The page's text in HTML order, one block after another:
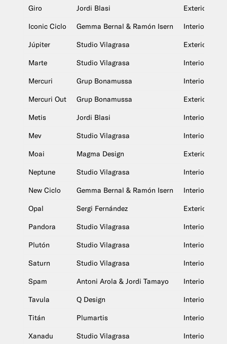
Giro Jordi Blasi Exterior
Iconic Ciclo Gemma Bernal & Ramón Isern Interior
Júpiter Studio Vilagrasa Exterior
Marte Studio Vilagrasa Interior y
Mercuri Grup Bonamussa Interior
Mercuri Out Grup Bonamussa Exterior
Metis Jordi Blasi Interior
Mev Studio Vilagrasa Interior
Moai Magma Design Exterior
Neptune Studio Vilagrasa Interior y
New Ciclo Gemma Bernal & Ramón Isern Interior
Opal Sergi Fernández Exterior
Pandora Studio Vilagrasa Interior
Plutón Studio Vilagrasa Interior y
Saturn Studio Vilagrasa Interior y
Spam Antoni Arola & Jordi Tamayo Interior
Tavula Q Design Interior
Titán Plumartis Interior y
Xanadu Studio Vilagrasa Interior